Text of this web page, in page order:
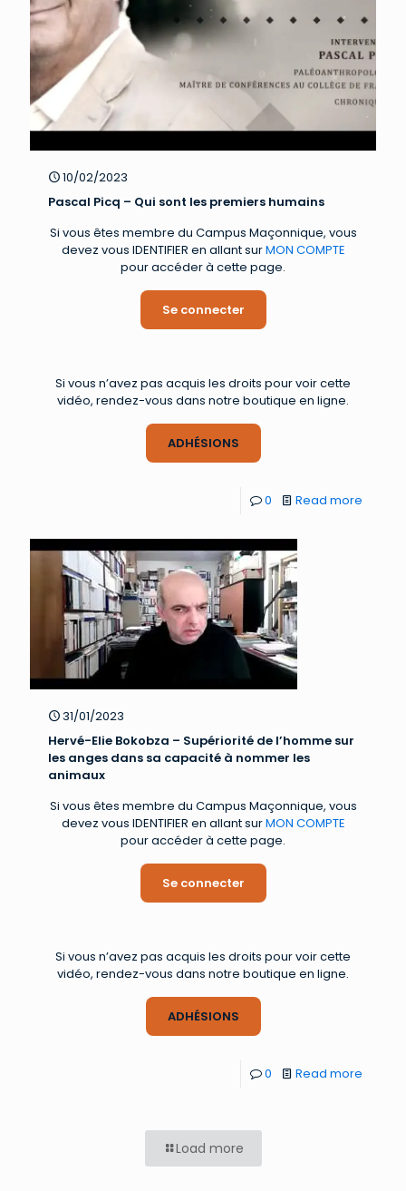
10/02/2023
Pascal Picq – Qui sont les premiers humains
Si vous êtes membre du Campus Maçonnique, vous
devez vous IDENTIFIER en allant surMON COMPTE
pour accéder à cette page.
Se connecter
Si vous n’avez pas acquis les droits pour voir cette
vidéo, rendez-vous dans notre boutique en ligne.
ADHÉSIONS
0 Read more
31/01/2023
Hervé-Elie Bokobza – Supériorité de l’homme sur
les anges dans sa capacité à nommer les
animaux
Si vous êtes membre du Campus Maçonnique, vous
devez vous IDENTIFIER en allant surMON COMPTE
pour accéder à cette page.
Se connecter
Si vous n’avez pas acquis les droits pour voir cette
vidéo, rendez-vous dans notre boutique en ligne.
ADHÉSIONS
0 Read more
Load more